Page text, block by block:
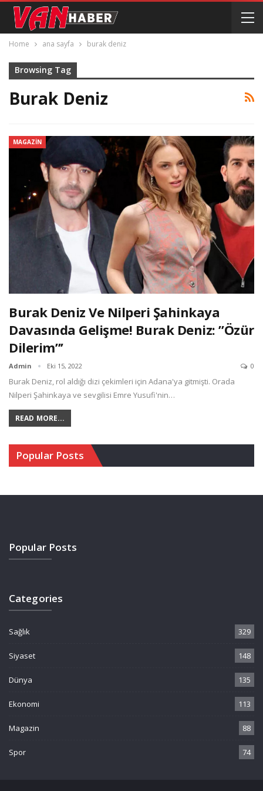
Home ana sayfa burak deniz
Browsing Tag
Burak Deniz
MAGAZIN
Burak Deniz Ve Nilperi Şahinkaya
Davasında Gelişme! Burak Deniz: ”Özür
Dilerim”’
Admin Eki 15, 2022 0
Burak Deniz, rol aldığı dizi çekimleri için Adana'ya gitmişti. Orada
Nilperi Şahinkaya ve sevgilisi Emre Yusufi'nin…
READ MORE...
Popular Posts
Popular Posts
Categories
Sağlık 329
Siyaset 148
Dünya 135
Ekonomi 113
Magazin 88
Spor 74